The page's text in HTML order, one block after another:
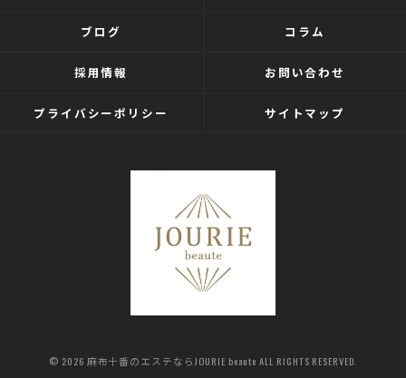
ブログ コラム
採用情報 お問い合わせ
プライバシーポリシー サイトマップ
© 2026 麻布十番のエステならJOURIE beaute ALL RIGHTS RESERVED.